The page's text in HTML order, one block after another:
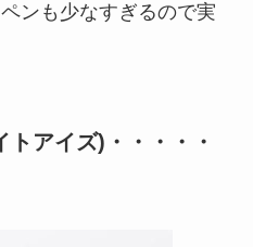
ンも少なすぎるので実
アイズ)・・・・・